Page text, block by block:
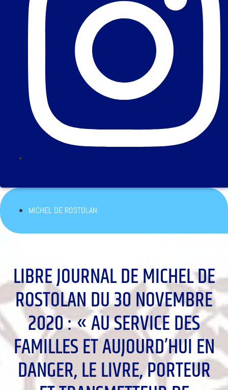
MICHEL DE ROSTOLAN
LIBRE JOURNAL DE MICHEL DE
ROSTOLAN DU 30 NOVEMBRE
2020 : « AU SERVICE DES
FAMILLES ET AUJOURD’HUI EN
DANGER, LE LIVRE, PORTEUR